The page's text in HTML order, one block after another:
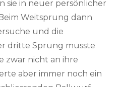
sie in neuer persönlicher
Weitsprung dann
und die
dritte Sprung musste
zwar nicht an ihre
aber immer noch ein